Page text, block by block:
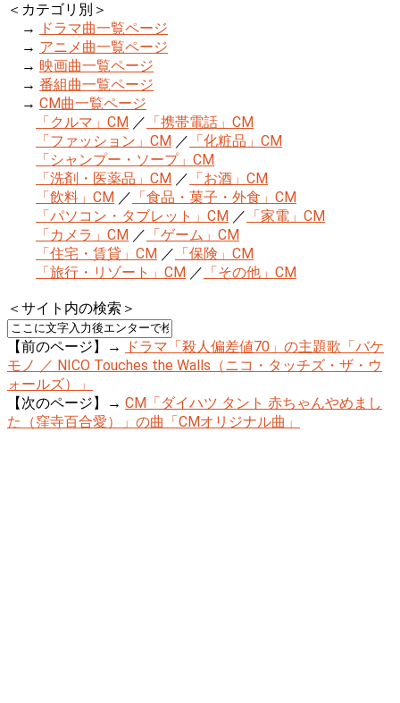
＜カテゴリ別＞
→
ドラマ曲一覧ページ
→ アニメ曲一覧ページ
→ 映画曲一覧ページ
→ 番組曲一覧ページ
→ CM曲一覧ページ
「クルマ」CM ／ 「携帯電話」CM
「ファッション」CM ／ 「化粧品」CM
「シャンプー・ソープ」CM
「洗剤・医薬品」CM ／ 「お酒」CM
「飲料」CM ／ 「食品・菓子・外食」CM
「パソコン・タブレット」CM ／ 「家電」CM
「カメラ」CM ／ 「ゲーム」CM
「住宅・賃貸」CM ／ 「保険」CM
「旅行・リゾート」CM ／ 「その他」CM
＜サイト内の検索＞
【前のページ】→
ドラマ「殺人偏差値70」の主題歌「バケ
モノ ／ NICO Touches the Walls（ニコ・タッチズ・ザ・ウ
ォールズ）」
【次のページ】→ CM「ダイハツ タント 赤ちゃんやめまし
た（窪寺百合愛）」の曲「CMオリジナル曲」